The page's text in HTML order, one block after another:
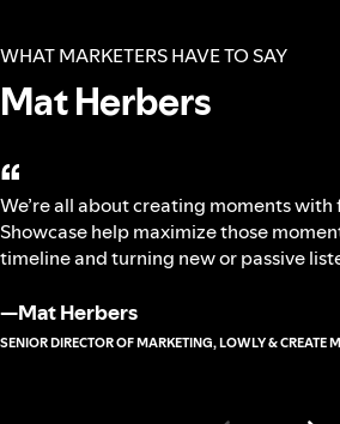
WHAT MARKETERS HAVE TO SAY
Mat Herbers
“
We’re all about creating moments with
Showcase help maximize those
timeline and turning new or passive
—Mat Herbers
SENIOR DIRECTOR OF MARKETING, LOWLY & CREATE